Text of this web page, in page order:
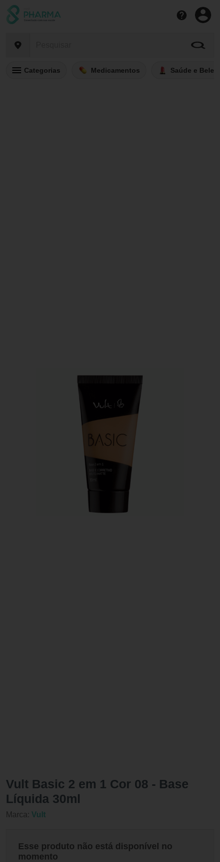
Categorias Medicamentos Saúde e
Vult Basic 2 em 1 Cor 08 - Base
Líquida 30ml
Marca: Vult
Esse produto não está disponível no
momento